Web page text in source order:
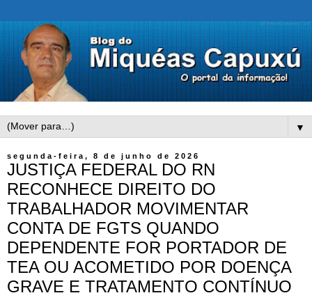
▼
segunda-feira, 8 de junho de 2026
JUSTIÇA FEDERAL DO RN
RECONHECE DIREITO DO
TRABALHADOR MOVIMENTAR
CONTA DE FGTS QUANDO
DEPENDENTE FOR PORTADOR DE
TEA OU ACOMETIDO POR DOENÇA
GRAVE E TRATAMENTO CONTÍNUO